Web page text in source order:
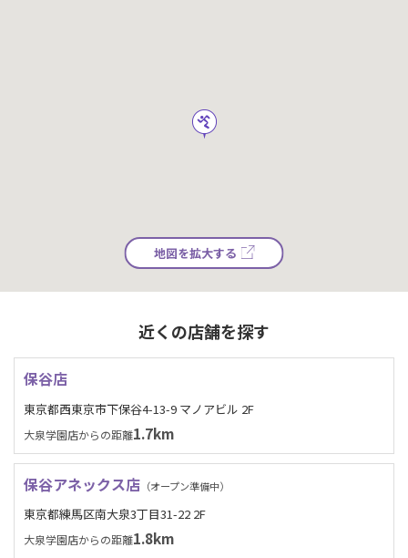
地図を拡大する
近くの店舗を探す
保谷店
東京都西東京市下保谷4-13-9 マノアビル 2F
大泉学園店からの距離1.7km
保谷アネックス店 （オープン準備中）
東京都練馬区南大泉3丁目31-22 2F
大泉学園店からの距離1.8km